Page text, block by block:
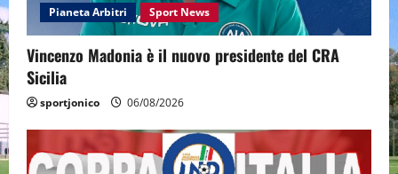
Pianeta Arbitri Sport News
Vincenzo Madonia è il nuovo presidente del CRA
Sicilia
sportjonico 06/08/2026